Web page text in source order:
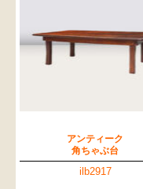
アンティーク
角ちゃぶ台
ilb2917